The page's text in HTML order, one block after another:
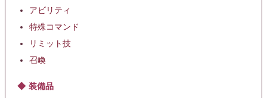
アビリティ
特殊コマンド
リミット技
召喚
装備品